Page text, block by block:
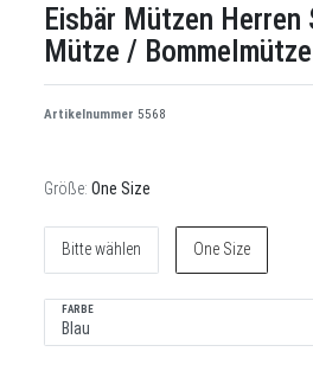
Eisbär Mützen Herren
Mütze / Bommelmütze
Artikelnummer5568
Größe: One Size
Bitte wählen One Size
FARBE